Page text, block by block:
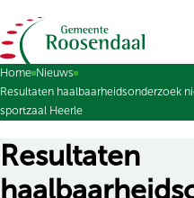
Ga naar de inhoud
Home Nieuws
Resultaten haalbaarheidsonderzoek
sportzaal Heerle
Resultaten